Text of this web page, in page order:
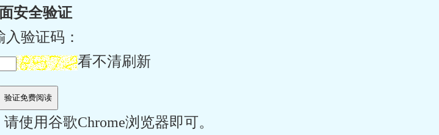
安全验证
入验证码：
看不清刷新
使用谷歌Chrome浏览器即可。